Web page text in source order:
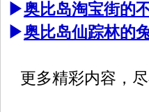
▶奥比岛淘宝街的
▶奥比岛仙踪林的
更多精彩内容，尽